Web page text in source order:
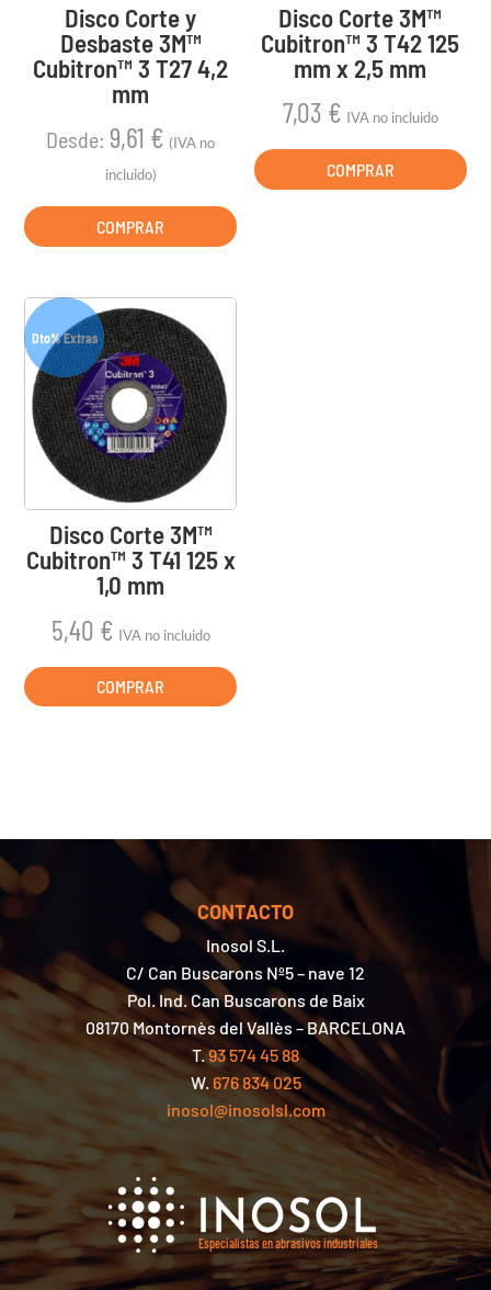
Disco Corte y
Desbaste 3M™
Cubitron™ 3 T27 4,2
mm
Desde: 9,61 € (IVA no
incluido)
COMPRAR
tiene
múltiples
variantes.
Las
opciones
pueden
elegir
la
Disco Corte 3M™
Cubitron™ 3 T42 125
mm x 2,5 mm
7,03 € IVA no incluido
COMPRAR
Dto% Extras
Disco Corte 3M™
Cubitron™ 3 T41 125 x
1,0 mm
5,40 € IVA no incluido
COMPRAR
CONTACTO
Inosol S.L.
C/ Can Buscarons Nº5 – nave 12
Pol. Ind. Can Buscarons de Baix
08170 Montornès del Vallès – BARCELONA
T.93 574 45 88
W. 676 834 025
inosol@inosolsl.com
Especialistas en abrasivos industriales